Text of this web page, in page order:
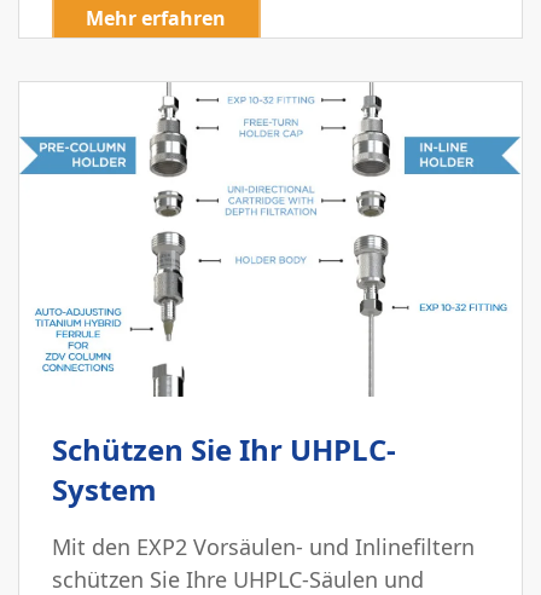
Mehr erfahren
Schützen Sie Ihr UHPLC-
System
Mit den EXP2 Vorsäulen- und Inlinefiltern
schützen Sie Ihre UHPLC-Säulen und